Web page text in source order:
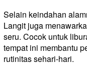
Selain keindahan
Langit juga
seru. Cocok untuk
tempat ini membantu
rutinitas sehari-hari.